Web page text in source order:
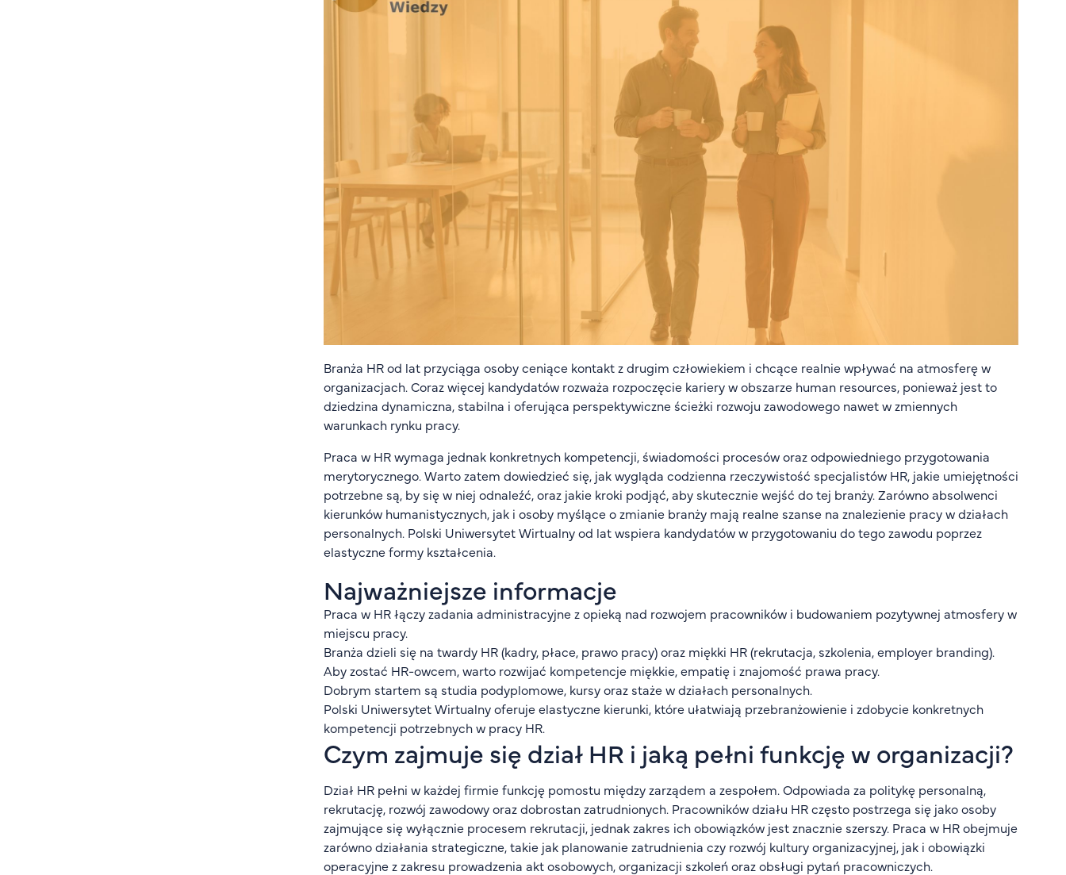
Branża HR od lat przyciąga osoby ceniące kontakt z drugim człowiekiem i chcące realnie wpływać na atmosferę w
organizacjach. Coraz więcej kandydatów rozważa rozpoczęcie kariery w obszarze human resources, ponieważ jest to
dziedzina dynamiczna, stabilna i oferująca perspektywiczne ścieżki rozwoju zawodowego nawet w zmiennych
warunkach rynku pracy.
Praca w HR wymaga jednak konkretnych kompetencji, świadomości procesów oraz odpowiedniego przygotowania
merytorycznego. Warto zatem dowiedzieć się, jak wygląda codzienna rzeczywistość specjalistów HR, jakie umiejętności
potrzebne są, by się w niej odnaleźć, oraz jakie kroki podjąć, aby skutecznie wejść do tej branży. Zarówno absolwenci
kierunków humanistycznych, jak i osoby myślące o zmianie branży mają realne szanse na znalezienie pracy w działach
personalnych. Polski Uniwersytet Wirtualny od lat wspiera kandydatów w przygotowaniu do tego zawodu poprzez
elastyczne formy kształcenia.
Najważniejsze informacje
Praca w HR łączy zadania administracyjne z opieką nad rozwojem pracowników i budowaniem pozytywnej atmosfery w
miejscu pracy.
Branża dzieli się na twardy HR (kadry, płace, prawo pracy) oraz miękki HR (rekrutacja, szkolenia, employer branding).
Aby zostać HR-owcem, warto rozwijać kompetencje miękkie, empatię i znajomość prawa pracy.
Dobrym startem są studia podyplomowe, kursy oraz staże w działach personalnych.
Polski Uniwersytet Wirtualny oferuje elastyczne kierunki, które ułatwiają przebranżowienie i zdobycie konkretnych
kompetencji potrzebnych w pracy HR.
Czym zajmuje się dział HR i jaką pełni funkcję w organizacji?
Dział HR pełni w każdej firmie funkcję pomostu między zarządem a zespołem. Odpowiada za politykę personalną,
rekrutację, rozwój zawodowy oraz dobrostan zatrudnionych. Pracowników działu HR często postrzega się jako osoby
zajmujące się wyłącznie procesem rekrutacji, jednak zakres ich obowiązków jest znacznie szerszy. Praca w HR obejmuje
zarówno działania strategiczne, takie jak planowanie zatrudnienia czy rozwój kultury organizacyjnej, jak i obowiązki
operacyjne z zakresu prowadzenia akt osobowych, organizacji szkoleń oraz obsługi pytań pracowniczych.